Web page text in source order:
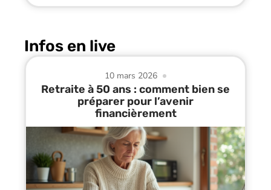
Infos en live
10 mars 2026
Retraite à 50 ans : comment bien se
préparer pour l’avenir
financièrement